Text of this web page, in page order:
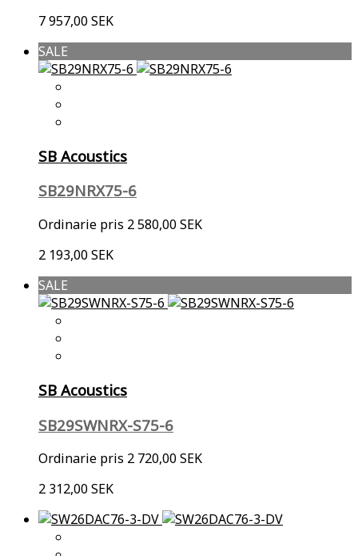
7 957,00 SEK
SALE
SB Acoustics
SB29NRX75-6
Ordinarie pris 2 580,00 SEK
2 193,00 SEK
SALE
SB Acoustics
SB29SWNRX-S75-6
Ordinarie pris 2 720,00 SEK
2 312,00 SEK